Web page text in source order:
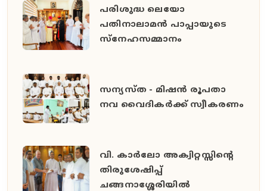
പരിശുദ്ധ ലെയോ
പതിനാലാമൻ പാപ്പായുടെ
സ്നേഹസമ്മാനം
സന്യസ്ത - മിഷൻ രൂപതാ
നവ വൈദികർക്ക് സ്വീകരണം
വി. കാർലോ അക്വിറ്റസ്സിന്റെ
തിരുശേഷിപ്പ്
ചങ്ങനാശ്ശേരിയിൽ